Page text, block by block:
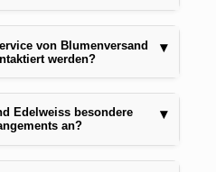
von Blumenversand
werden?
▾
Edelweiss besondere
an?
▾